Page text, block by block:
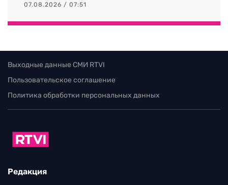
07.08.2026 / 07:51
Выходные данные СМИ RTVI
Пользовательское соглашение
Политика обработки персональных данных
Редакция